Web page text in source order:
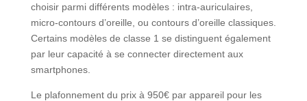
choisir parmi différents modèles : intra-auriculaires,
micro-contours d’oreille, ou contours d’oreille classiques.
Certains modèles de classe 1 se distinguent également
par leur capacité à se connecter directement aux
smartphones.
Le plafonnement du prix à 950€ par appareil pour les